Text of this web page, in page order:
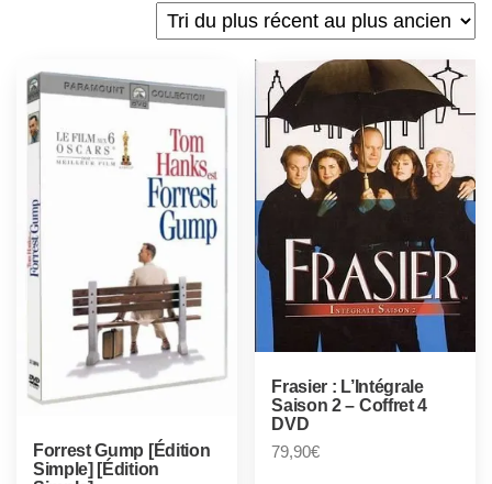
Forrest Gump [Édition
Simple] [Édition
Frasier : L’Intégrale
Saison 2 – Coffret 4
DVD
79,90€